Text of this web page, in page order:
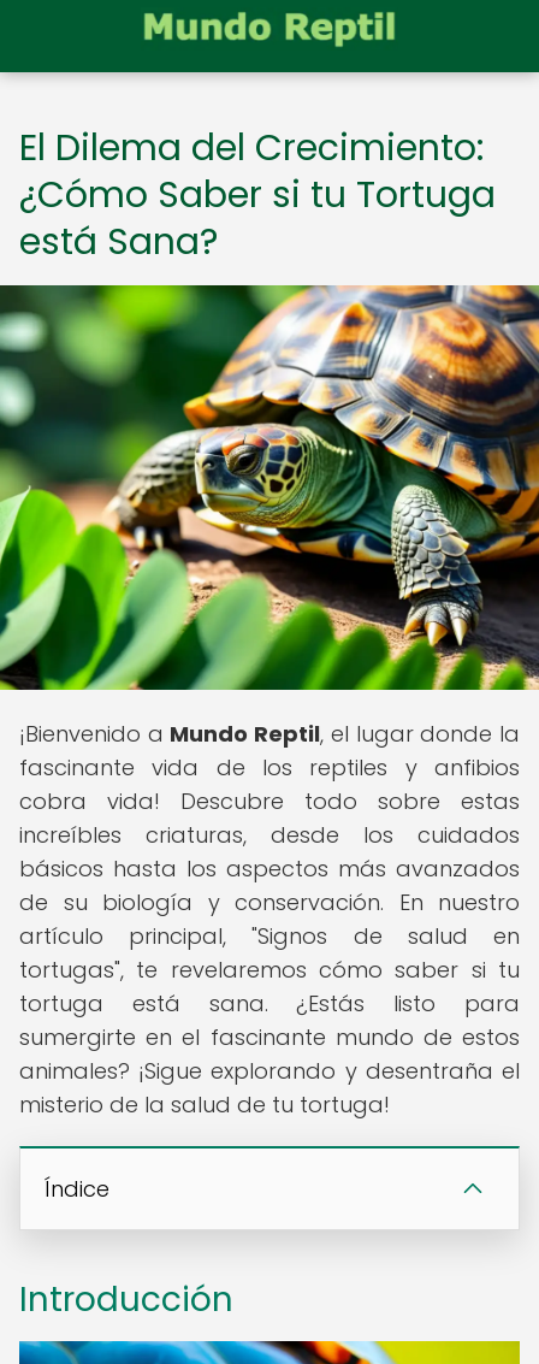
El Dilema del Crecimiento:
¿Cómo Saber si tu Tortuga
está Sana?
¡Bienvenido a Mundo Reptil, el lugar donde la
fascinante vida de los reptiles y anfibios
cobra vida! Descubre todo sobre estas
increíbles criaturas, desde los cuidados
básicos hasta los aspectos más avanzados
de su biología y conservación. En nuestro
artículo principal, "Signos de salud en
tortugas", te revelaremos cómo saber si tu
tortuga está sana. ¿Estás listo para
sumergirte en el fascinante mundo de estos
animales? ¡Sigue explorando y desentraña el
misterio de la salud de tu tortuga!
Índice
Introducción